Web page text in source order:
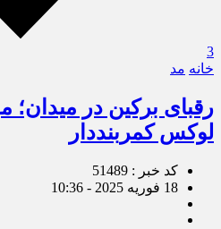
3
خانه مد
رقبای برکین در
لوکس کمربنددار
کد خبر : 51489
18 فوریه 2025 - 10:36